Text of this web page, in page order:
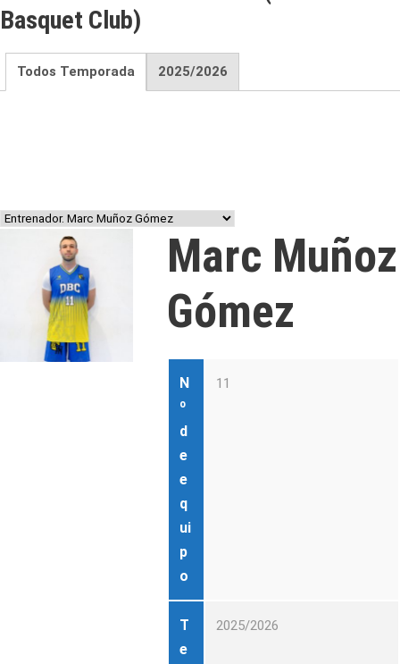
Basquet Club)
Todos Temporada 2025/2026
Marc Muñoz
Gómez
N
º
d
e
e
q
ui
p
o
11
T
e
2025/2026